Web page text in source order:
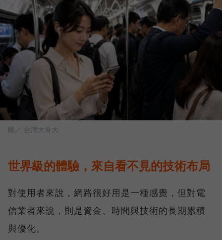
圖／ 台灣大哥大
世界級的體驗，來自看不見的技術布局
對使用者來說，網路很好用是一種感覺，但對電
信業者來說，則是資金、時間與技術的長期累積
與優化。